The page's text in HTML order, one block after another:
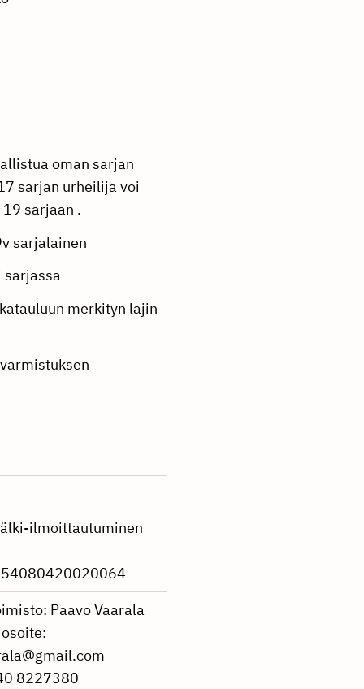
oman sarjan
sarjan urheilija voi
sarjaan .
sarjalainen
sarjassa
merkityn lajin
ilmoittautuminen
Paavo Vaarala
8227380